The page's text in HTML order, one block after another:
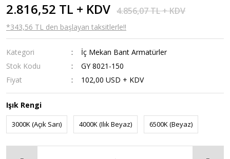
2.816,52 TL + KDV 4.856,07 TL + KDV
*343,56 TL den başlayan taksitlerle!!
Kategori
İç Mekan Bant Armatürler
Stok Kodu
GY 8021-150
Fiyat
102,00 USD + KDV
Işık Rengi
3000K (Açık Sarı) 4000K (Ilık Beyaz) 6500K (Beyaz)